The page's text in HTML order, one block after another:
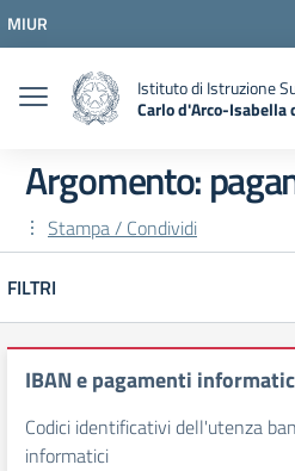
Vai al menu di navigazione
Vai al footer
MIUR
Istituto di Istruzione
Carlo d'Arco-Isabella
Argomento:
Stampa / Condividi
FILTRI
IBAN e pagamenti
Codici identificativi dell'utenza
informatici